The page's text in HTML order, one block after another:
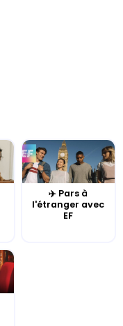
✈️ Pars à
l'étranger avec
EF